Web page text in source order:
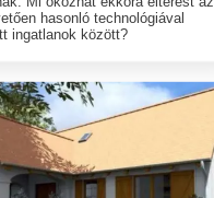
hasonló technológiával
ingatlanok között?